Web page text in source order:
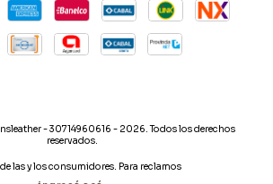
- 30714960616 - 2026. Todos los derechos
reservados.
de las y los consumidores. Para reclamos